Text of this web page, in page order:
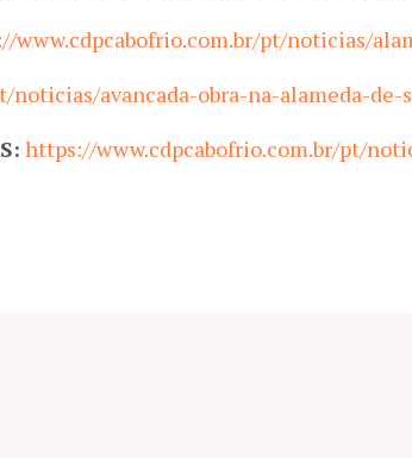
www.cdpcabofrio.com.br/pt/noticias/
avancada-obra-na-alameda-de-
https://www.cdpcabofrio.com.br/pt/